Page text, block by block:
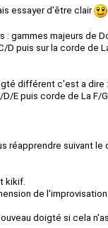
essayer d'être clair
gammes majeurs de
puis sur la corde de
différent c'est a dire :
E puis corde de La F/
réapprendre suivant
kikif.
de
doigté si cela